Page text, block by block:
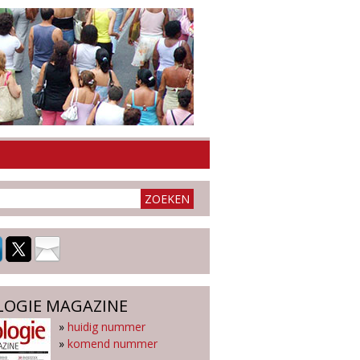
MAGAZINE
» huidig nummer
» komend nummer